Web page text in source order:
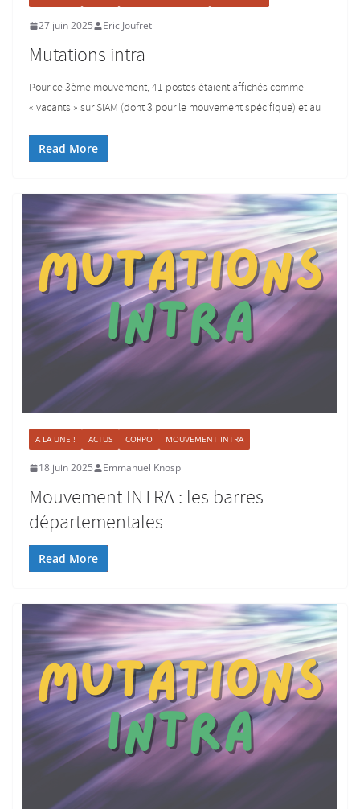
27 juin 2025 Eric Joufret
Mutations intra
Pour ce 3ème mouvement, 41 postes étaient affichés comme
« vacants » sur SIAM (dont 3 pour le mouvement spécifique) et au
Read More
A LA UNE ! ACTUS CORPO MOUVEMENT INTRA
18 juin 2025 Emmanuel Knosp
Mouvement INTRA : les barres
départementales
Read More